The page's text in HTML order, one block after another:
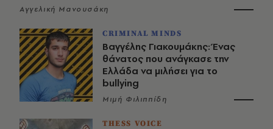
Αγγελική Μανουσάκη
CRIMINAL MINDS
Βαγγέλης Γιακουμάκης: Ένας
θάνατος που ανάγκασε την
Ελλάδα να μιλήσει για το
bullying
Μιμή Φιλιππίδη
THESS VOICE